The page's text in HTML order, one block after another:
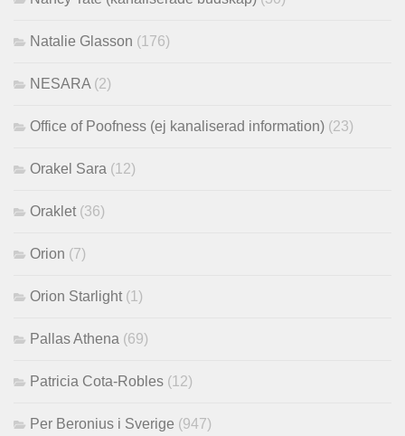
Natalie Glasson (176)
NESARA (2)
Office of Poofness (ej kanaliserad information) (23)
Orakel Sara (12)
Oraklet (36)
Orion (7)
Orion Starlight (1)
Pallas Athena (69)
Patricia Cota-Robles (12)
Per Beronius i Sverige (947)